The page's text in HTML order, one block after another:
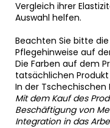
Vergleich ihrer
Auswahl helfen.
Beachten Sie bitte
Pflegehinweise auf
Die Farben auf dem
tatsächlichen
In der Tschechischen
Mit dem Kauf des
Beschäftigung von
Integration in das